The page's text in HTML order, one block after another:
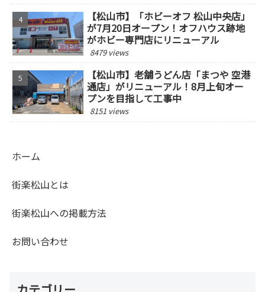
【松山市】「ホビーオフ 松山中央店」
が7月20日オープン！オフハウス跡地
がホビー専門店にリニューアル
8479 views
【松山市】老舗うどん店「まつや 空港
通店」がリニューアル！8月上旬オー
プンを目指して工事中
8151 views
ホーム
街楽松山とは
街楽松山への掲載方法
お問い合わせ